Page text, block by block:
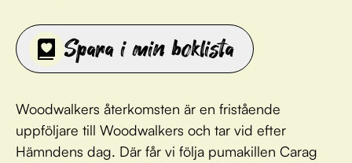
Spara i min boklista
Woodwalkers återkomsten är en fristående
uppföljare till Woodwalkers och tar vid efter
Hämndens dag. Där får vi följa pumakillen Carag